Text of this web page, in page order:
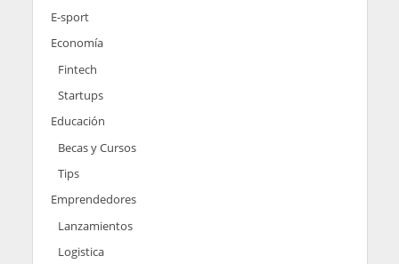
E-sport
Economía
Fintech
Startups
Educación
Becas y Cursos
Tips
Emprendedores
Lanzamientos
Logistica